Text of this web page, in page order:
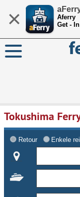
×
Aferry
Get -
Tokushima
Retour Enkele